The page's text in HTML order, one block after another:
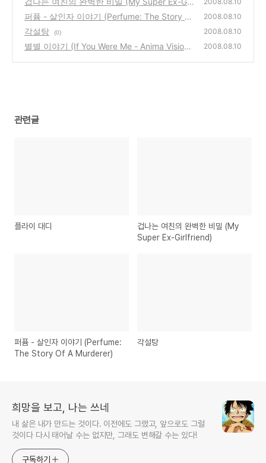
friend)
(0)
퍼퓸 - 살인자 이야기 (Perfume: The Story Of
A Murderer)
2008.08.10
각설탕 (0) 2008.08.10
별별 이야기 (If You Were Me - Anima Vision) 2008.08.10
관련글
플라이 대디
겁나는 여친의 완벽한 비밀 (My
Super Ex-Girlfriend)
퍼퓸 - 살인자 이야기 (Perfume:
The Story Of A Murderer)
각설탕
희망을 보고, 나는 쓰네
내 삶은 내가 만드는 것이다. 이전에도 그랬고, 앞으로도 그럴
것이다 다시 태어날 수는 없지만, 그래도 변해갈 수는 있다!
구독하기